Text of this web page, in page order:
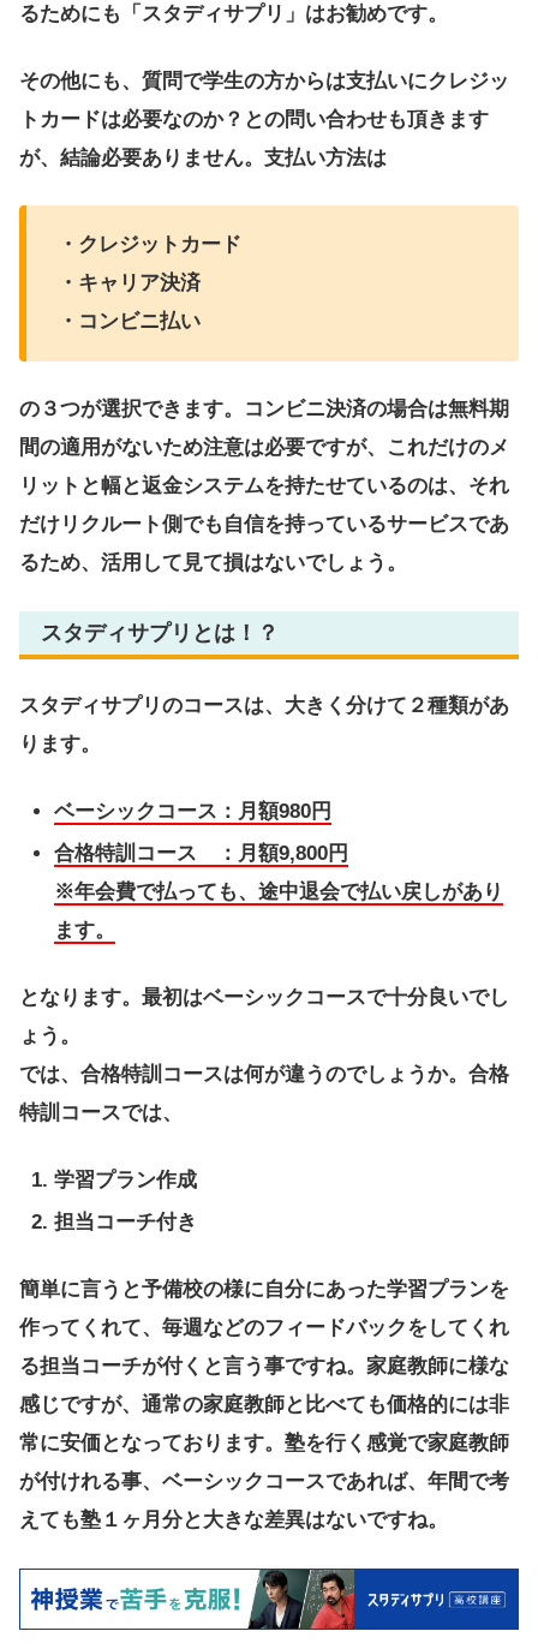
るためにも「スタディサプリ」はお勧めです。
その他にも、質問で学生の方からは支払いにクレジッ
トカードは必要なのか？との問い合わせも頂きます
が、結論必要ありません。支払い方法は
・クレジットカード
・キャリア決済
・コンビニ払い
の３つが選択できます。コンビニ決済の場合は無料期
間の適用がないため注意は必要ですが、これだけのメ
リットと幅と返金システムを持たせているのは、それ
だけリクルート側でも自信を持っているサービスであ
るため、活用して見て損はないでしょう。
スタディサプリとは！？
スタディサプリのコースは、大きく分けて２種類があ
ります。
ベーシックコース：月額980円
合格特訓コース ：月額9,800円
※年会費で払っても、途中退会で払い戻しがあり
ます。
となります。最初はベーシックコースで十分良いでし
ょう。
では、合格特訓コースは何が違うのでしょうか。合格
特訓コースでは、
学習プラン作成
担当コーチ付き
簡単に言うと予備校の様に自分にあった学習プランを
作ってくれて、毎週などのフィードバックをしてくれ
る担当コーチが付くと言う事ですね。家庭教師に様な
感じですが、通常の家庭教師と比べても価格的には非
常に安価となっております。塾を行く感覚で家庭教師
が付けれる事、ベーシックコースであれば、年間で考
えても塾１ヶ月分と大きな差異はないですね。